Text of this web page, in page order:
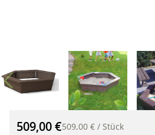
hanit® Sandkasten KALAHARI 1,
509,00 €509,00 € / Stück